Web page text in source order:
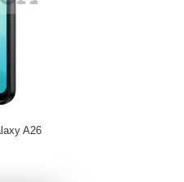
A26